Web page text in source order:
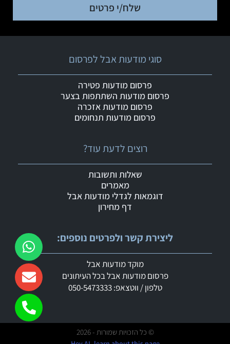
שלח/י פרטים
ליצירת קשר ולפרטים נוספים:
מוקד מודעות אבל
פרסום מודעות אבל בכל העיתונים
טלפון / ווטצאפ: 050-5473333
רוצים לדעת עוד?
שאלות ותשובות
מאמרים
דוגמאות לגדלי מודעות אבל
דף מחירון
סוגי מודעות אבל לפרסום
פרסום מודעות פטירה
פרסום מודעות השתתפות בצער
פרסום מודעות אזכרה
פרסום מודעות תנחומים
© כל הזכויות שמורות - 2026